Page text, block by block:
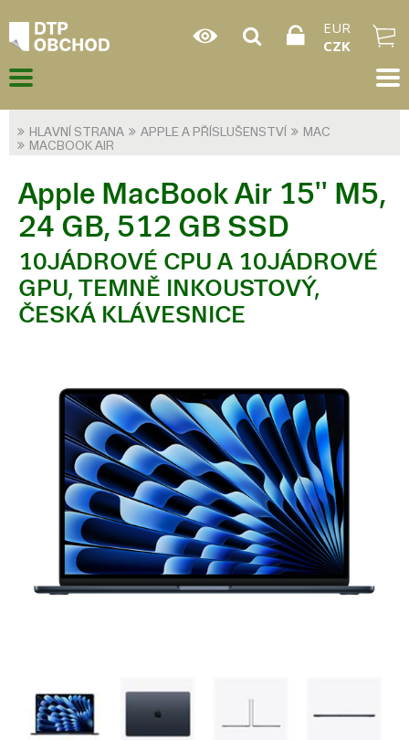
EUR
CZK
HLAVNÍ STRANA APPLE A PŘÍSLUŠENSTVÍ
MAC
MACBOOK AIR
Apple MacBook Air 15'' M5,
24 GB, 512 GB SSD
10JÁDROVÉ CPU A 10JÁDROVÉ
GPU, TEMNĚ INKOUSTOVÝ,
ČESKÁ KLÁVESNICE